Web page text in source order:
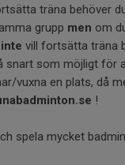
träna behöver
grupp men om
inte vill fortsätta träna
snart som möjligt för
vuxna en plats, då
!
spela mycket